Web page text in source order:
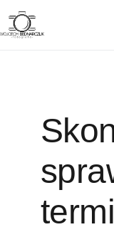
Przejdź
do